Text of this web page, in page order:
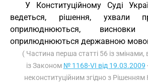
У Конституційному Суді
ведеться, рішення, ухвали
оприлюднюються,
оприлюднюються державною
( Частина перша статті 56 із змінами,
із Законом № 1168-VI від 19.03.2009
неконституційним згідно з Рішенням